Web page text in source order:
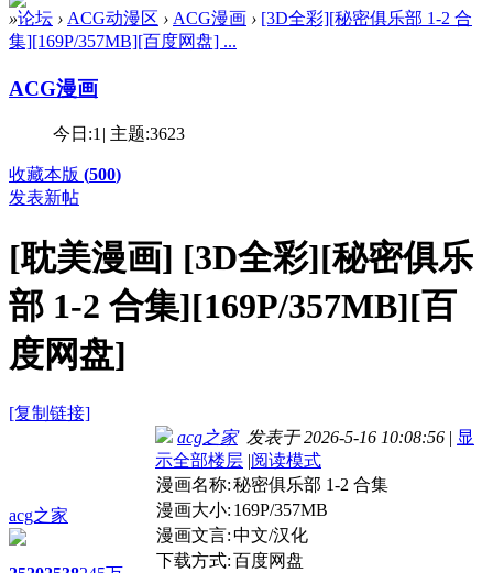
»论坛 › ACG动漫区 › ACG漫画 › [3D全彩][秘密俱乐部 1-2 合
集][169P/357MB][百度网盘] ...
ACG漫画
今日:1 | 主题:3623
收藏本版 (500)
发表新帖
[耽美漫画] [3D全彩][秘密俱乐
部 1-2 合集][169P/357MB][百
度网盘]
[复制链接]
acg之家
acg之家发表于 2026-5-16 10:08:56 | 显
示全部楼层 |阅读模式
漫画名称:秘密俱乐部 1-2 合集
漫画大小: 169P/357MB
漫画文言:中文/汉化
下载方式:百度网盘